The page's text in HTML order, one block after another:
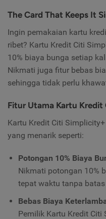
The Card That Keeps It
Ingin pemakaian kartu
ribet? Kartu Kredit Citi
10% biaya bunga setiap
Nikmati juga fitur bebas
sehingga tidak perlu
Fitur Utama Kartu
Kartu Kredit Citi
yang menarik seperti:
Potongan 10% Biaya
Nikmati potongan 10%
tepat waktu tanpa
Bebas Biaya
Pemilik Kartu Kredit